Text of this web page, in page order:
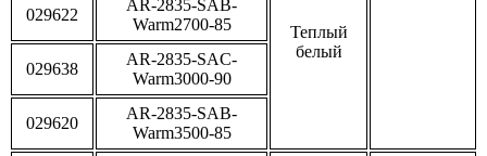
Теплый
белый
029622
AR-2835-SAB-
Warm2700-85
029638
AR-2835-SAC-
Warm3000-90
029620
AR-2835-SAB-
Warm3500-85